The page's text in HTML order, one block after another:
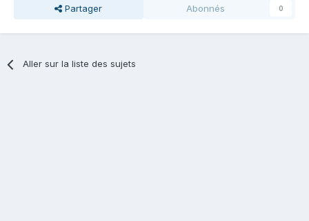
Partager Abonnés 0
Aller sur la liste des sujets